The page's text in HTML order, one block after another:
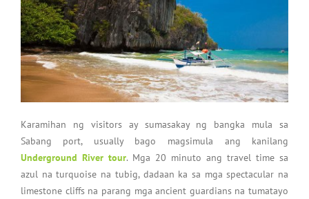
Karamihan ng visitors ay sumasakay ng bangka mula sa
Sabang port, usually bago magsimula ang kanilang
Underground River tour. Mga 20 minuto ang travel time sa
azul na turquoise na tubig, dadaan ka sa mga spectacular na
limestone cliffs na parang mga ancient guardians na tumatayo